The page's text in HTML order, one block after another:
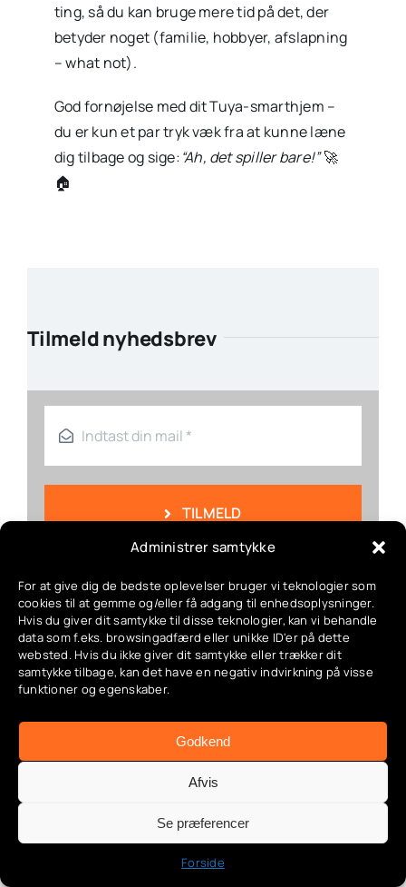
Administrer samtykke
For at give dig de bedste oplevelser bruger vi teknologier som
cookies til at gemme og/eller få adgang til enhedsoplysninger.
Hvis du giver dit samtykke til disse teknologier, kan vi behandle
data som f.eks. browsingadfærd eller unikke ID'er på dette
websted. Hvis du ikke giver dit samtykke eller trækker dit
samtykke tilbage, kan det have en negativ indvirkning på visse
funktioner og egenskaber.
Godkend
Afvis
Se præferencer
Forside
ting, så du kan bruge mere tid på det, der
betyder noget (familie, hobbyer, afslapning
– what not).
God fornøjelse med dit Tuya-smarthjem –
du er kun et par tryk væk fra at kunne læne
dig tilbage og sige:“Ah, det spiller bare!”🚀
🏠
Tilmeld nyhedsbrev
TILMELD
Seneste artikler